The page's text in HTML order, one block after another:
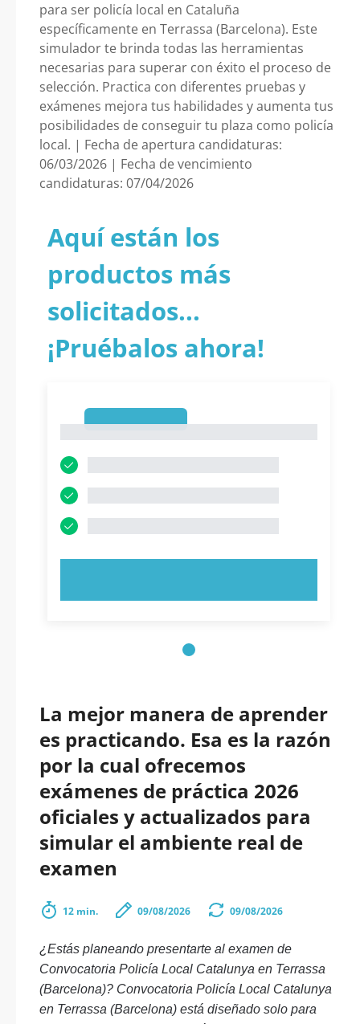
para ser policía local en Cataluña
específicamente en Terrassa (Barcelona). Este
simulador te brinda todas las herramientas
necesarias para superar con éxito el proceso de
selección. Practica con diferentes pruebas y
exámenes mejora tus habilidades y aumenta tus
posibilidades de conseguir tu plaza como policía
local. | Fecha de apertura candidaturas:
06/03/2026 | Fecha de vencimiento
candidaturas: 07/04/2026
Aquí están los
productos más
solicitados...
¡Pruébalos ahora!
La mejor manera de aprender
es practicando. Esa es la razón
por la cual ofrecemos
exámenes de práctica 2026
oficiales y actualizados para
simular el ambiente real de
examen
12 min. 09/08/2026 09/08/2026
¿Estás planeando presentarte al examen de
Convocatoria Policía Local Catalunya en Terrassa
(Barcelona)? Convocatoria Policía Local Catalunya
en Terrassa (Barcelona) está diseñado solo para